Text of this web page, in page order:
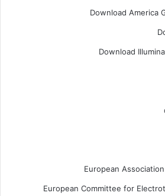
Download America
Download
European
European Committee for